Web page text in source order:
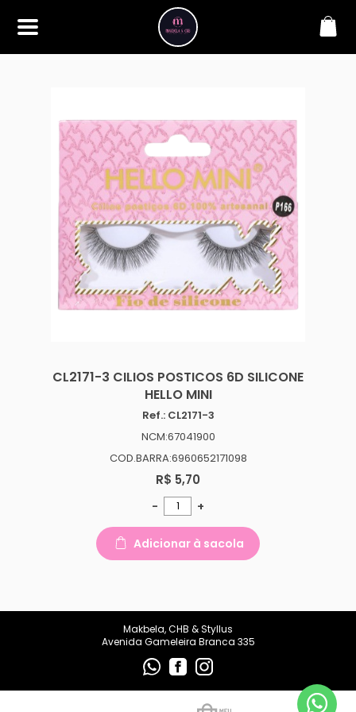
maquiagens e acessórios de
alta qualidade. Somos
apaixonados por realçar a
beleza de nossos clientes,
oferecendo uma ampla gama
de produtos que inspiram
confiança e criatividade. Desde
os últimos lançamentos em
maquiagem até os acessórios
mais elegantes, estamos aqui
para ajudá-lo a alcançar seu
visual dos sonhos. Explore nossa
seleção cuidadosamente
selecionada e descubra como a
beleza se torna uma expressão
única conosco.
makbelachb@gmail.com
CL2171-3 CILIOS POSTICOS 6D SILICONE
HELLO MINI
Ref.: CL2171-3
NCM:67041900
COD.BARRA:6960652171098
R$ 5,70
- +
Adicionar à sacola
Makbela, CHB & Styllus
Avenida Gameleira Branca 335